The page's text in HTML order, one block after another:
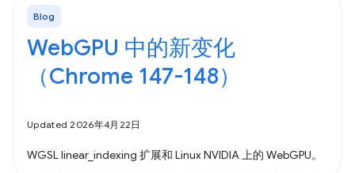
Blog
WebGPU 中的新变化
（Chrome 147-148）
Updated 2026年4月22日
WGSL linear_indexing 扩展和 Linux NVIDIA 上的 WebGPU。